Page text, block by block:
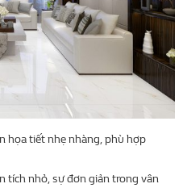
họa tiết nhẹ nhàng, phù hợp
tích nhỏ, sự đơn giản trong vân